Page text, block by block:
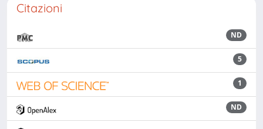
Citazioni
ND
5
1
ND